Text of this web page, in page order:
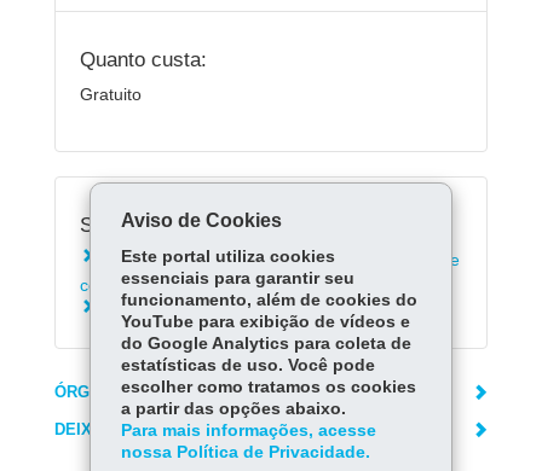
Quanto custa:
Gratuito
Serviços Relacionados:
Consultar débitos ambientais para emissão de
certidão negativa
Converter multas ambientais
ÓRGÃO RESPONSÁVEL
DEIXE SUA OPINIÃO
Aviso de Cookies
Este portal utiliza cookies
essenciais para garantir seu
funcionamento, além de cookies do
YouTube para exibição de vídeos e
do Google Analytics para coleta de
estatísticas de uso. Você pode
escolher como tratamos os cookies
a partir das opções abaixo.
Para mais informações, acesse
nossa Política de Privacidade.